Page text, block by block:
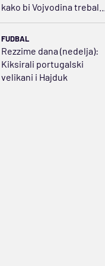
kako bi Vojvodina trebalo
FUDBAL
Rezzime dana (nedelja):
Kiksirali portugalski
velikani i Hajduk